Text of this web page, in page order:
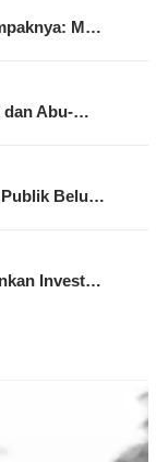
M…
dan Abu-…
Publik Belu…
Invest…